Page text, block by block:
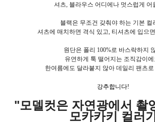
셔츠, 블라우스 어디에나 멋스럽게 어
블랙은 무조건 갖춰야 하는 기본 컬
셔츠에 매치하면 격식 있고, 티셔츠에 입으
원단은 폴리 100%로 바스락하지
유연하게 툭 떨어지는 조직감이에
한여름에도 달라붙지 않아 데일리 팬츠
강추합니다!
"모델컷은 자연광에서 촬
모카카키 컬러